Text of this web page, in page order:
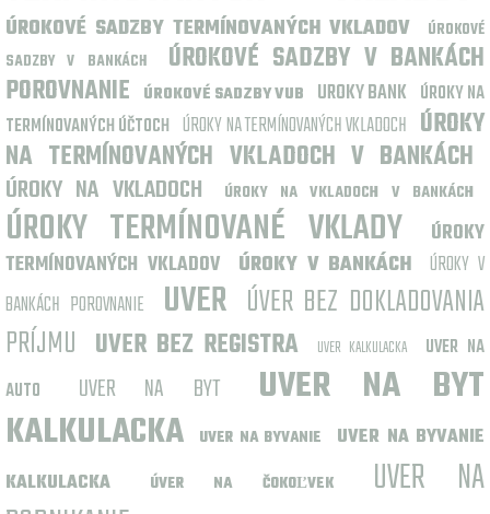
ÚROKOVÉ SADZBY TERMÍNOVANÝCH VKLADOV
ÚROKOVÉ
SADZBY V BANKÁCH
ÚROKOVÉ SADZBY V BANKÁCH
POROVNANIE
ÚROKOVÉ SADZBY VUB UROKY BANK ÚROKY NA
TERMÍNOVANÝCH ÚČTOCH ÚROKY NA TERMÍNOVANÝCH VKLADOCH ÚROKY
NA TERMÍNOVANÝCH VKLADOCH V BANKÁCH
ÚROKY NA VKLADOCH
ÚROKY NA VKLADOCH V BANKÁCH
ÚROKY TERMÍNOVANÉ VKLADY
ÚROKY
TERMÍNOVANÝCH VKLADOV
ÚROKY V BANKÁCH
ÚROKY V
BANKÁCH POROVNANIE
UVER ÚVER BEZ DOKLADOVANIA
PRÍJMU UVER BEZ REGISTRA UVER KALKULACKA
UVER NA
AUTO
UVER NA BYT
UVER NA BYT
KALKULACKA
UVER NA BYVANIE
UVER NA BYVANIE
KALKULACKA
ÚVER NA ČOKOĽVEK
UVER NA